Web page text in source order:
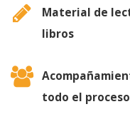
Material de
libros
todo el proceso